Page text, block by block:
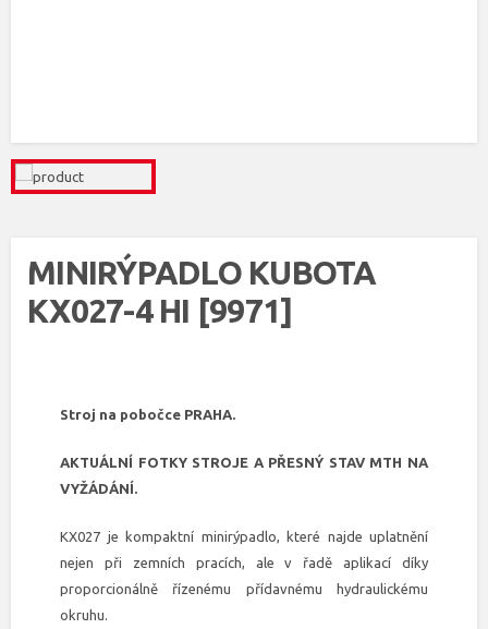
MINIRÝPADLO KUBOTA
KX027-4 HI [9971]
Stroj na pobočce PRAHA.
AKTUÁLNÍ FOTKY STROJE A PŘESNÝ STAV MTH NA
VYŽÁDÁNÍ.
KX027 je kompaktní minirýpadlo, které najde uplatnění
nejen při zemních pracích, ale v řadě aplikací díky
proporcionálně řízenému přídavnému hydraulickému
okruhu.